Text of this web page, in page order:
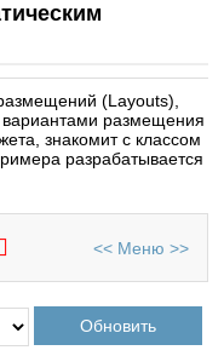
(Layouts),
размещения
знакомит с классом
разрабатывается
<< Меню >>